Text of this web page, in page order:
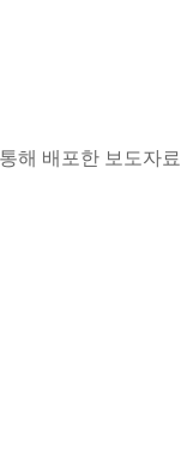
해 배포한 보도자